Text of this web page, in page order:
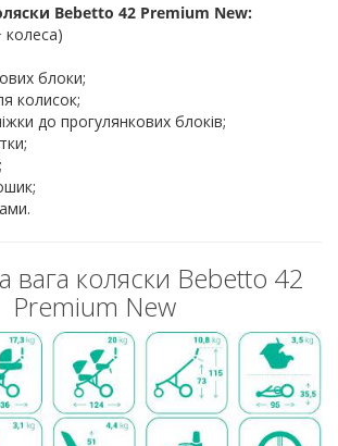
Bebetto 42 Premium New:
колеса)
блоки;
колисок;
до прогулянкових блоків;
вага коляски Bebetto 42
Premium New